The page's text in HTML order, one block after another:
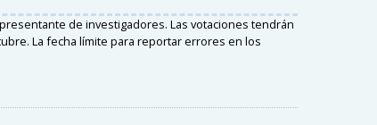
de investigadores. Las votaciones tendrán
La fecha límite para reportar errores en los